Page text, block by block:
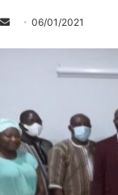
r
u
n
06/01/2021